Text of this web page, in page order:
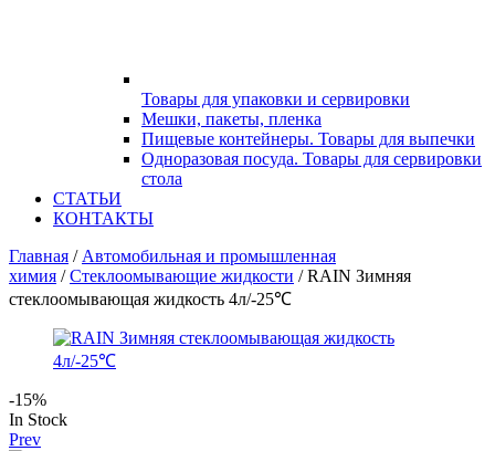
Товары для упаковки и сервировки
МенюМешки, пакеты, пленка
Пищевые контейнеры. Товары для выпечки
Одноразовая посуда. Товары для сервировки
стола
СТАТЬИ
КОНТАКТЫ
Главная /Автомобильная и промышленная
химия /Стеклоомывающие жидкости / RAIN Зимняя
стеклоомывающая жидкость 4л/-25℃
-15%
Availability:
In Stock
Prev